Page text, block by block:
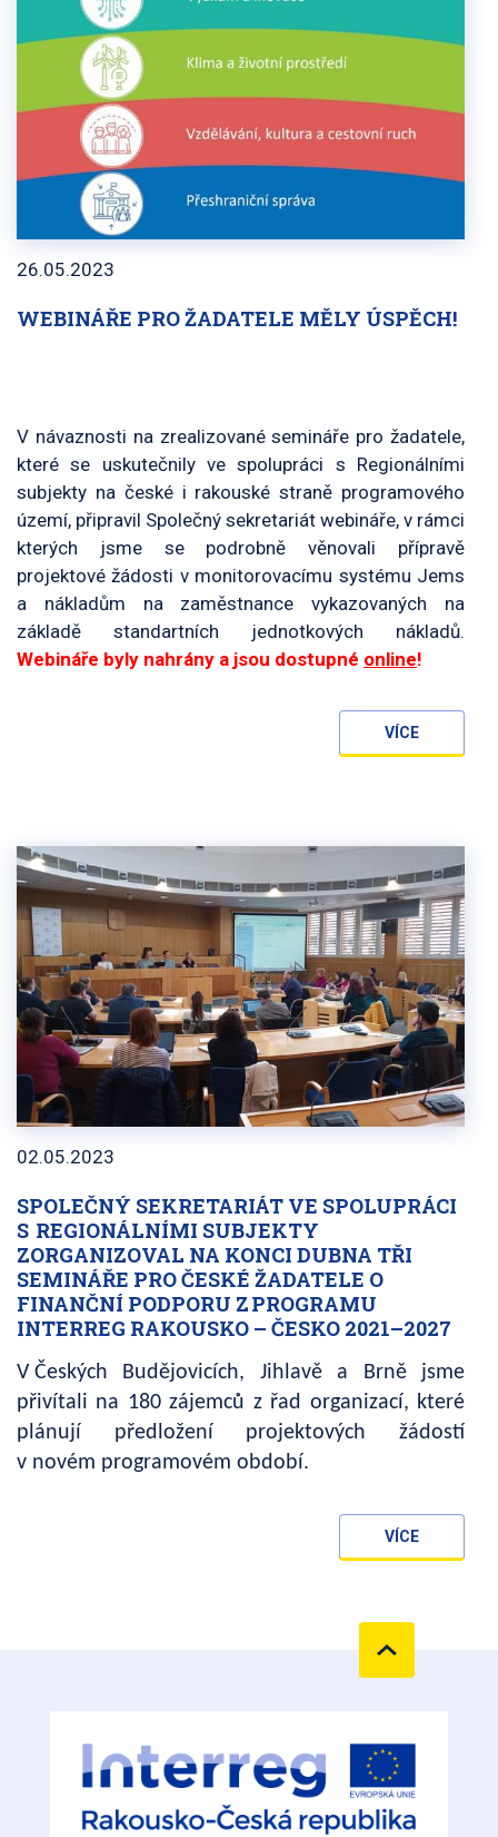
WEBINÁŘE PRO ŽADATELE MĚLY ÚSPĚCH!
26.05.2023
V návaznosti na zrealizované semináře pro žadatele,
které se uskutečnily ve spolupráci s Regionálními
subjekty na české i rakouské straně programového
území, připravil Společný sekretariát webináře, v rámci
kterých jsme se podrobně věnovali přípravě
projektové žádosti v monitorovacímu systému Jems
a nákladům na zaměstnance vykazovaných na
základě standartních jednotkových nákladů.
Webináře byly nahrány a jsou dostupné online!
VÍCE
SPOLEČNÝ SEKRETARIÁT VE SPOLUPRÁCI
S REGIONÁLNÍMI SUBJEKTY
ZORGANIZOVAL NA KONCI DUBNA TŘI
SEMINÁŘE PRO ČESKÉ ŽADATELE O
FINANČNÍ PODPORU Z PROGRAMU
INTERREG RAKOUSKO – ČESKO 2021–2027
02.05.2023
V Českých Budějovicích, Jihlavě a Brně jsme
přivítali na 180 zájemců z řad organizací, které
plánují předložení projektových žádostí
v novém programovém období.
VÍCE